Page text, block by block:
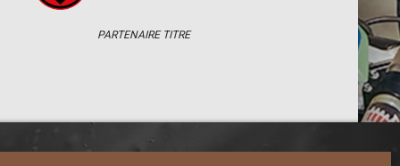
PARTENAIRE TITRE